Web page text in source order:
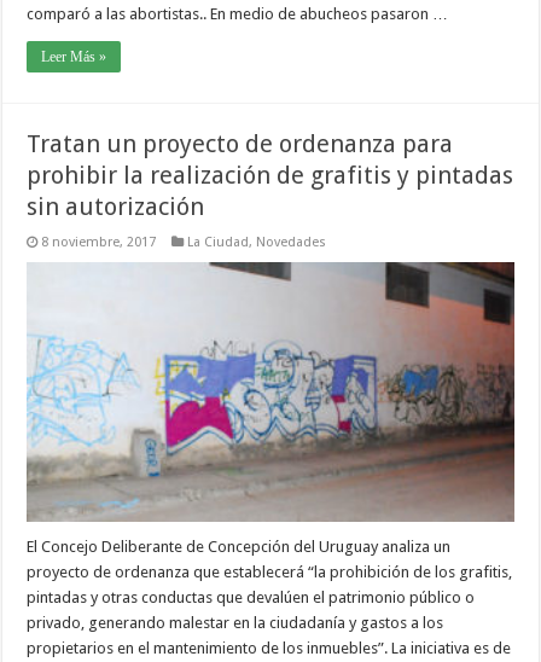
comparó a las abortistas.. En medio de abucheos pasaron …
Leer Más »
Tratan un proyecto de ordenanza para
prohibir la realización de grafitis y pintadas
sin autorización
8 noviembre, 2017 La Ciudad, Novedades
El Concejo Deliberante de Concepción del Uruguay analiza un
proyecto de ordenanza que establecerá “la prohibición de los grafitis,
pintadas y otras conductas que devalúen el patrimonio público o
privado, generando malestar en la ciudadanía y gastos a los
propietarios en el mantenimiento de los inmuebles”. La iniciativa es de